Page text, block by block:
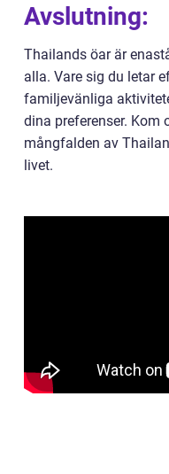
Avslutning:
Thailands öar är
alla. Vare sig du letar
familjevänliga
dina preferenser. Kom
mångfalden av
livet.